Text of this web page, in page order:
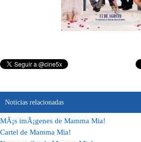
Noticias relacionadas
MÃ¡s imÃ¡genes de Mamma Mia!
Cartel de Mamma Mia!